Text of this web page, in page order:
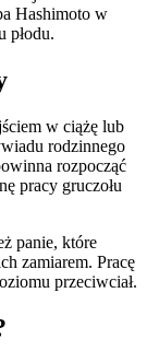
Hashimoto w
płodu.
w ciążę lub
rodzinnego
rozpocząć
pracy gruczołu
panie, które
zamiarem. Pracę
przeciwciał.